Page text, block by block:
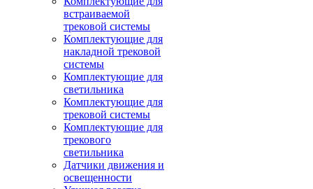
встраиваемой
трековой системы
Комплектующие для
накладной трековой
системы
Комплектующие для
светильника
Комплектующие для
трековой системы
Комплектующие для
трекового
светильника
Датчики движения и
освещенности